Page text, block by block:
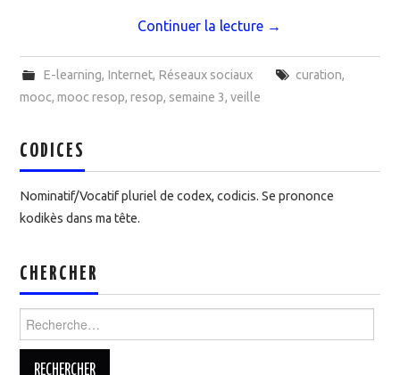
Continuer la lecture →
E-learning, Internet, Réseaux sociaux curation,
mooc,mooc resop,resop, semaine 3,veille
CODICES
Nominatif/Vocatif pluriel de codex, codicis. Se prononce
kodikès dans ma tête.
CHERCHER
Rechercher :